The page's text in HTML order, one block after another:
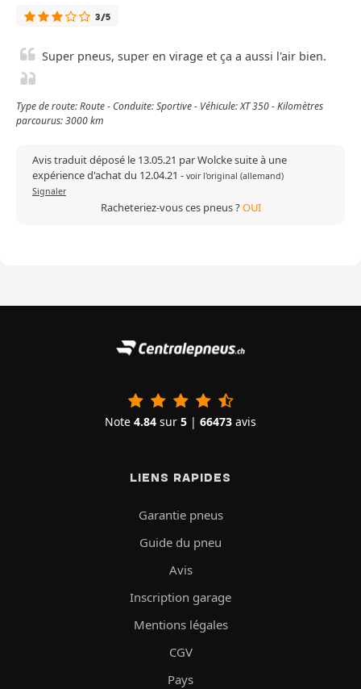
3/5
Super pneus, super en virage et ça a aussi l'air bien.
Type de route: Route - Conduite: Sportive - Véhicule: XT 350 - Kilomètres
parcourus: 3000 km
Avis traduit déposé le 13.05.21 par Wolcke suite à une
expérience d'achat du 12.04.21 - voir l'original (allemand)
Signaler
Racheteriez-vous ces pneus ?OUI
Note 4.84 sur 5 | 66473 avis
LIENS RAPIDES
Garantie pneus
Guide du pneu
Avis
Inscription garage
Mentions légales
CGV
Pays